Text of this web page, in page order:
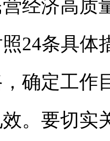
经济高质
24条具体
确定工作
。要切实